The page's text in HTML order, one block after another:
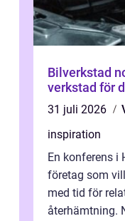
Bilverkstad norrtälje så
verkstad för
31 juli 2026
inspiration
En konferens i
företag som
med tid för
återhämtning.